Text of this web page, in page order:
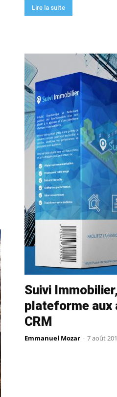
Lire la suite
Suivi
plateforme aux
CRM
Emmanuel Mozar - 7 août